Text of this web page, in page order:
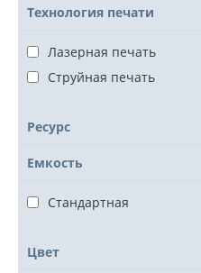
Технология печати
Лазерная печать
Струйная печать
Ресурс
Емкость
Стандартная
Цвет